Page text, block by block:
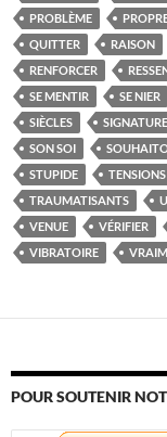
PROBLÈME
QUITTER
RAISON
RENFORCER
SE MENTIR
SE NIER
SIÈCLES
SON SOI
STUPIDE
TRAUMATISANTS
VENUE
VÉRIFIER
VIBRATOIRE
POUR SOUTENIR